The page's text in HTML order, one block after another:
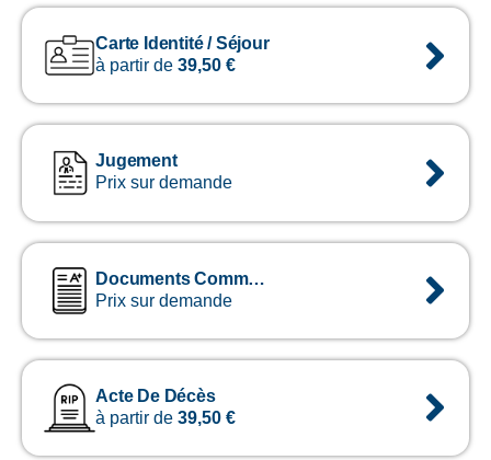
Carte Identité / Séjour
à partir de39,50€
Jugement
Prix sur demande
Documents Commerciaux
Prix sur demande
Acte De Décès
à partir de39,50€